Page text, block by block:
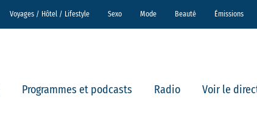
Voyages / Hôtel / Lifestyle Sexo Mode Beauté Émissions
Programmes et podcasts Radio Voir le